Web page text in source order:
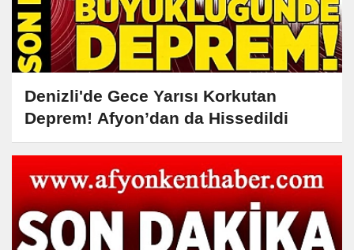
Denizli'de Gece Yarısı Korkutan
Deprem! Afyon’dan da Hissedildi